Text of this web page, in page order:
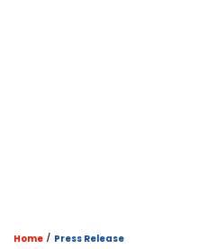
Home / Press Release